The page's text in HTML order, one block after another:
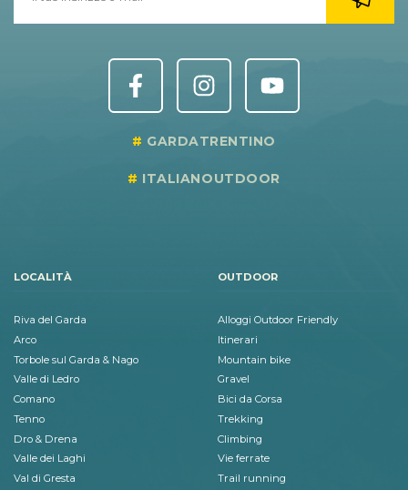
GARDATRENTINO
ITALIANOUTDOOR
LOCALITÀ
Riva del Garda
Arco
Torbole sul Garda & Nago
Valle di Ledro
Comano
Tenno
Dro & Drena
Valle dei Laghi
Val di Gresta
OUTDOOR
Alloggi Outdoor Friendly
Itinerari
Mountain bike
Gravel
Bici da Corsa
Trekking
Climbing
Vie ferrate
Trail running